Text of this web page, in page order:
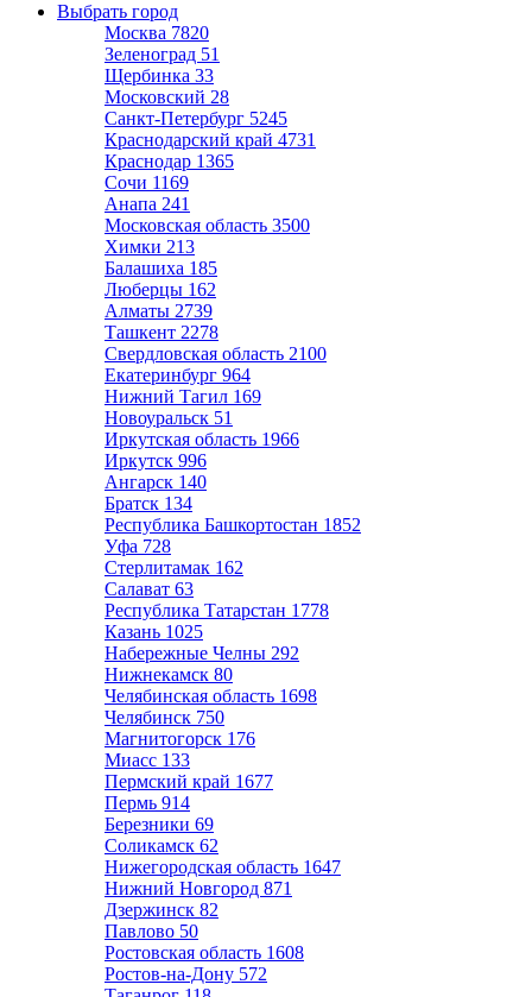
Выбрать город
Москва 7820
Зеленоград 51
Щербинка 33
Московский 28
Санкт-Петербург 5245
Краснодарский край 4731
Краснодар 1365
Сочи 1169
Анапа 241
Московская область 3500
Химки 213
Балашиха 185
Люберцы 162
Алматы 2739
Ташкент 2278
Свердловская область 2100
Екатеринбург 964
Нижний Тагил 169
Новоуральск 51
Иркутская область 1966
Иркутск 996
Ангарск 140
Братск 134
Республика Башкортостан 1852
Уфа 728
Стерлитамак 162
Салават 63
Республика Татарстан 1778
Казань 1025
Набережные Челны 292
Нижнекамск 80
Челябинская область 1698
Челябинск 750
Магнитогорск 176
Миасс 133
Пермский край 1677
Пермь 914
Березники 69
Соликамск 62
Нижегородская область 1647
Нижний Новгород 871
Дзержинск 82
Павлово 50
Ростовская область 1608
Ростов-на-Дону 572